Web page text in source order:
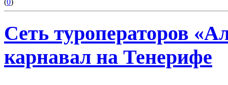
(0)
Сеть туроператоров
карнавал на Тенерифе